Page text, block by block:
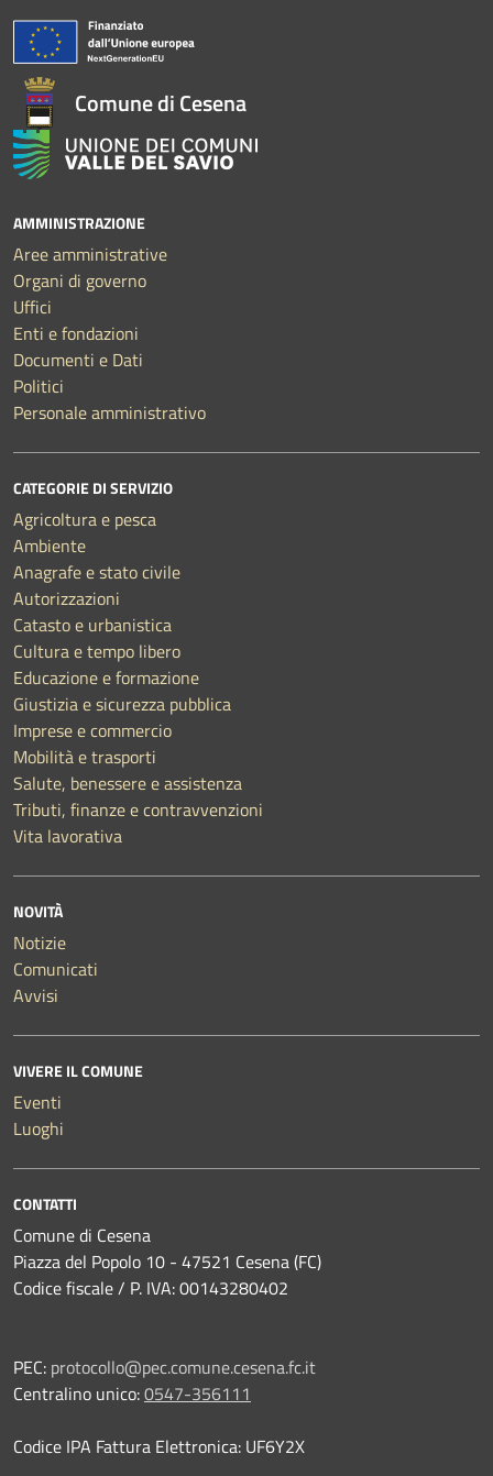
Comune di Cesena
AMMINISTRAZIONE
Aree amministrative
Organi di governo
Uffici
Enti e fondazioni
Documenti e Dati
Politici
Personale amministrativo
CATEGORIE DI SERVIZIO
Agricoltura e pesca
Ambiente
Anagrafe e stato civile
Autorizzazioni
Catasto e urbanistica
Cultura e tempo libero
Educazione e formazione
Giustizia e sicurezza pubblica
Imprese e commercio
Mobilità e trasporti
Salute, benessere e assistenza
Tributi, finanze e contravvenzioni
Vita lavorativa
NOVITÀ
Notizie
Comunicati
Avvisi
VIVERE IL COMUNE
Eventi
Luoghi
CONTATTI
Comune di Cesena
Piazza del Popolo 10 - 47521 Cesena (FC)
Codice fiscale / P. IVA: 00143280402
PEC: protocollo@pec.comune.cesena.fc.it
Centralino unico:0547-356111
Codice IPA Fattura Elettronica: UF6Y2X